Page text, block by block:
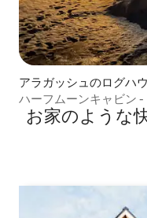
アラガッシュのログハ
ハーフムーンキャビン
お家のような